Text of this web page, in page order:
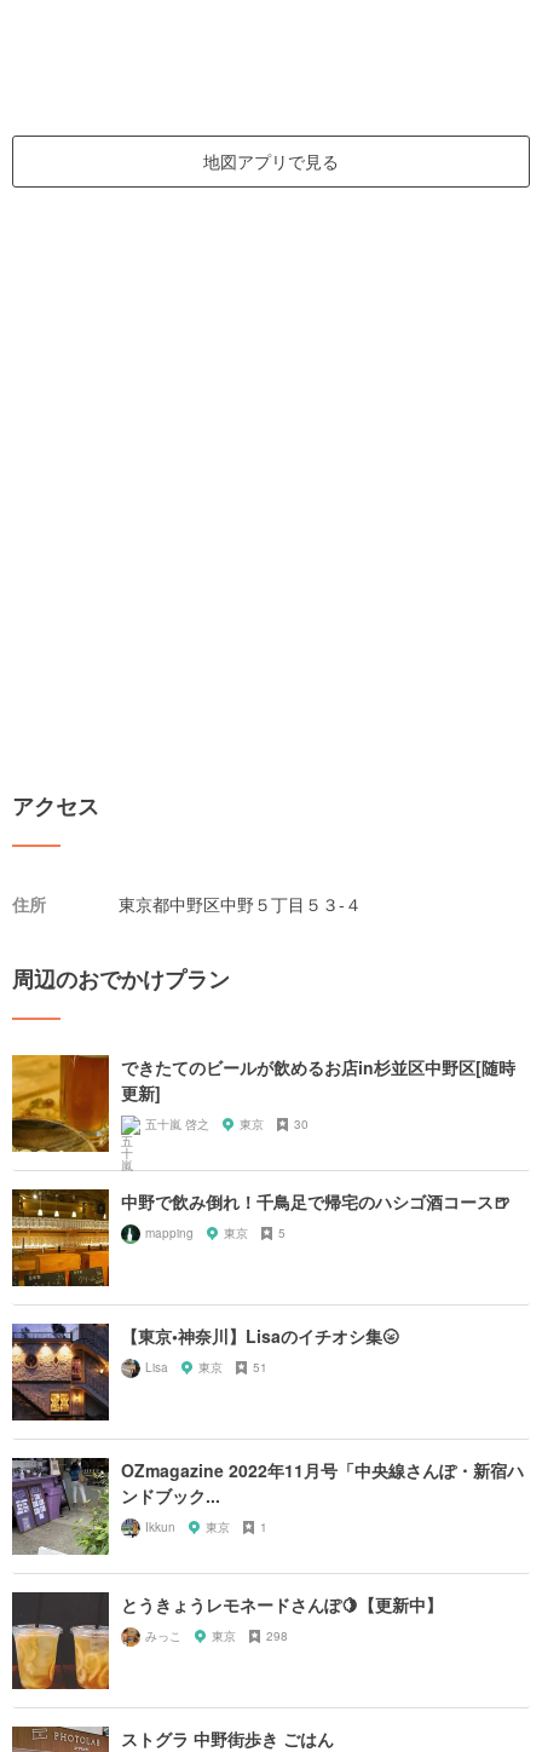
地図アプリで見る
アクセス
住所 東京都中野区中野５丁目５３-４
周辺のおでかけプラン
できたてのビールが飲めるお店in杉並区中野区[随時
更新]
五十嵐 啓之 東京 30
中野で飲み倒れ！千鳥足で帰宅のハシゴ酒コース🍺
mapping 東京 5
【東京•神奈川】Lisaのイチオシ集🌝
Lisa 東京 51
OZmagazine 2022年11月号「中央線さんぽ・新宿ハ
ンドブック...
Ikkun 東京 1
とうきょうレモネードさんぽ🍋【更新中】
みっこ 東京 298
ストグラ 中野街歩き ごはん